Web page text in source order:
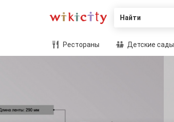
Найти
Рестораны Детские сады